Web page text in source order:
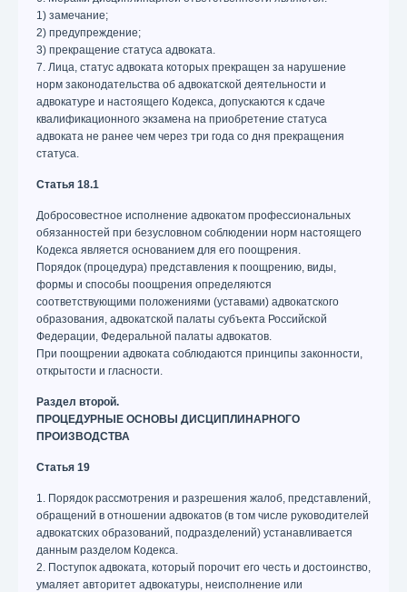
1) замечание;
2) предупреждение;
3) прекращение статуса адвоката.
7. Лица, статус адвоката которых прекращен за нарушение
норм законодательства об адвокатской деятельности и
адвокатуре и настоящего Кодекса, допускаются к сдаче
квалификационного экзамена на приобретение статуса
адвоката не ранее чем через три года со дня прекращения
статуса.
Статья 18.1
Добросовестное исполнение адвокатом профессиональных
обязанностей при безусловном соблюдении норм настоящего
Кодекса является основанием для его поощрения.
Порядок (процедура) представления к поощрению, виды,
формы и способы поощрения определяются
соответствующими положениями (уставами) адвокатского
образования, адвокатской палаты субъекта Российской
Федерации, Федеральной палаты адвокатов.
При поощрении адвоката соблюдаются принципы законности,
открытости и гласности.
Раздел второй.
ПРОЦЕДУРНЫЕ ОСНОВЫ ДИСЦИПЛИНАРНОГО
ПРОИЗВОДСТВА
Статья 19
1. Порядок рассмотрения и разрешения жалоб, представлений,
обращений в отношении адвокатов (в том числе руководителей
адвокатских образований, подразделений) устанавливается
данным разделом Кодекса.
2. Поступок адвоката, который порочит его честь и достоинство,
умаляет авторитет адвокатуры, неисполнение или